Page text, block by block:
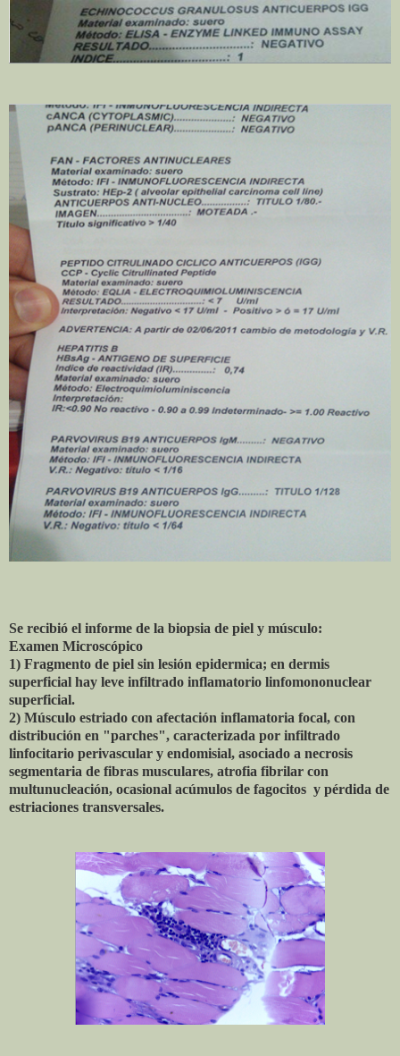
Se recibió el informe de la biopsia de piel y músculo:
Examen Microscópico
1) Fragmento de piel sin lesión epidermica; en dermis
superficial hay leve infiltrado inflamatorio linfomononuclear
superficial.
2) Músculo estriado con afectación inflamatoria focal, con
distribución en "parches", caracterizada por infiltrado
linfocitario perivascular y endomisial, asociado a necrosis
segmentaria de fibras musculares, atrofia fibrilar con
multunucleación, ocasional acúmulos de fagocitos y pérdida de
estriaciones transversales.